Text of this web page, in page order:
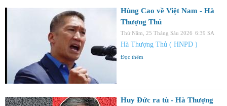
Hùng Cao về Việt Nam - Hà
Thượng Thủ
Thứ Năm, 25 Tháng Sáu 2026 6:39 SA
Hà Thượng Thủ ( HNPD )
Đọc thêm
Huy Đức ra tù - Hà Thượng